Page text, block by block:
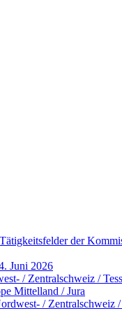
der
Juni 2026
/ Zentralschweiz /
Mittelland / Jura
/ Zentralschweiz /